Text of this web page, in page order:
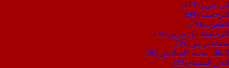
ابن جرير (113)
الرحامنة (94)
المغرب (79)
الرحامنة ابن جرير (41)
شعلة بريس (39)
الملك محمد السادس (26)
الدار البيضاء (23)